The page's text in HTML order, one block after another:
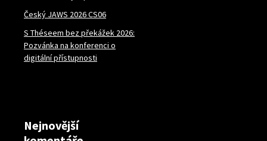
Český JAWS 2026 CS06
S Théseem bez překážek 2026:
Pozvánka na konferenci o
digitální přístupnosti
Nejnovější